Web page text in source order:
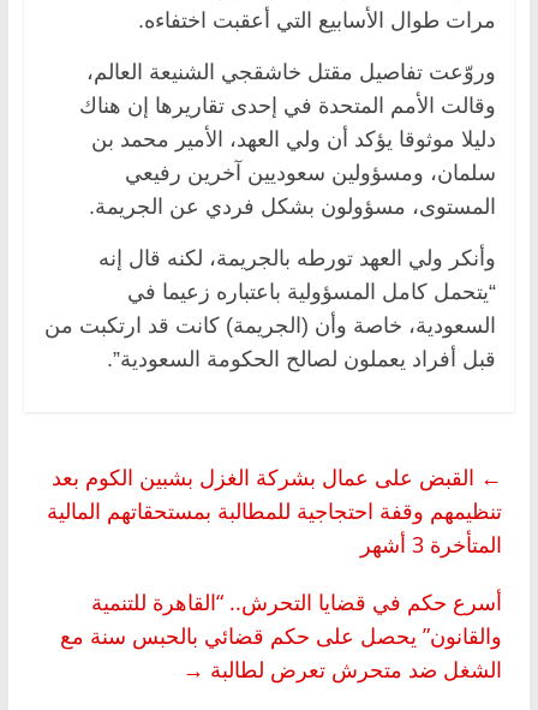
مرات طوال الأسابيع التي أعقبت اختفاءه.
وروّعت تفاصيل مقتل خاشقجي الشنيعة العالم،
وقالت الأمم المتحدة في إحدى تقاريرها إن هناك
دليلا موثوقا يؤكد أن ولي العهد، الأمير محمد بن
سلمان، ومسؤولين سعوديين آخرين رفيعي
المستوى، مسؤولون بشكل فردي عن الجريمة.
وأنكر ولي العهد تورطه بالجريمة، لكنه قال إنه
“يتحمل كامل المسؤولية باعتباره زعيما في
السعودية، خاصة وأن (الجريمة) كانت قد ارتكبت من
قبل أفراد يعملون لصالح الحكومة السعودية”.
← القبض على عمال بشركة الغزل بشبين الكوم بعد
تنظيمهم وقفة احتجاجية للمطالبة بمستحقاتهم المالية
المتأخرة 3 أشهر
أسرع حكم في قضايا التحرش.. “القاهرة للتنمية
والقانون” يحصل على حكم قضائي بالحبس سنة مع
الشغل ضد متحرش تعرض لطالبة →